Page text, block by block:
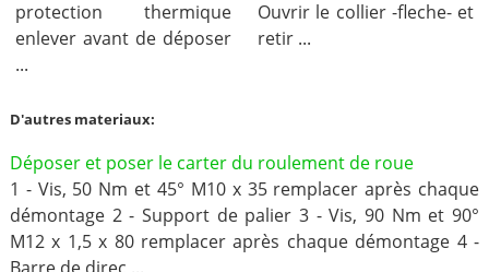
protection thermique
enlever avant de déposer
...
Ouvrir le collier -fleche- et
retir ...
D'autres materiaux:
Déposer et poser le carter du roulement de roue
1 - Vis, 50 Nm et 45° M10 x 35 remplacer après chaque
démontage 2 - Support de palier 3 - Vis, 90 Nm et 90°
M12 x 1,5 x 80 remplacer après chaque démontage 4 -